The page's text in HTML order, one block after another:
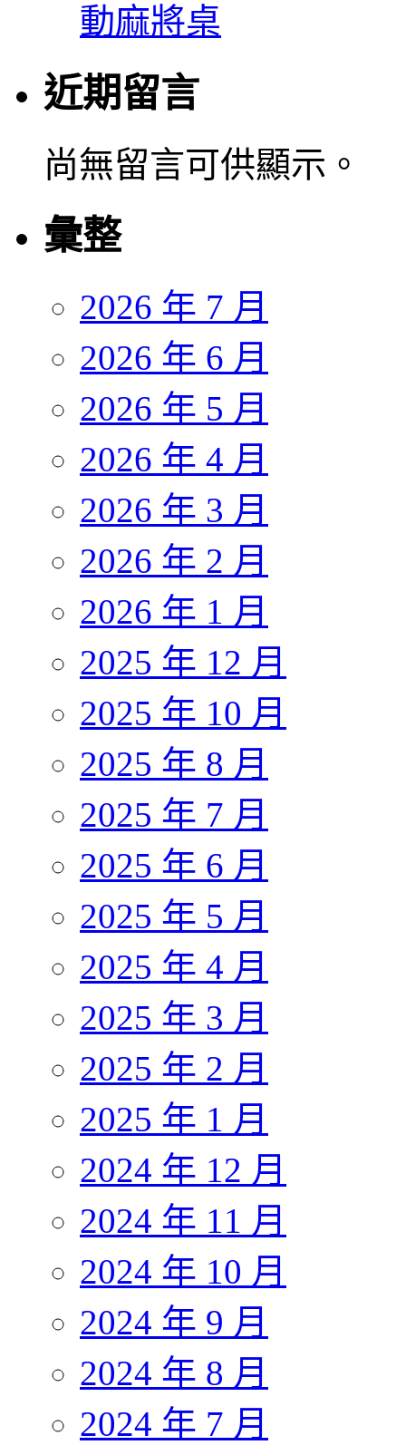
動麻將桌
近期留言
尚無留言可供顯示。
彙整
2026 年 7 月
2026 年 6 月
2026 年 5 月
2026 年 4 月
2026 年 3 月
2026 年 2 月
2026 年 1 月
2025 年 12 月
2025 年 10 月
2025 年 8 月
2025 年 7 月
2025 年 6 月
2025 年 5 月
2025 年 4 月
2025 年 3 月
2025 年 2 月
2025 年 1 月
2024 年 12 月
2024 年 11 月
2024 年 10 月
2024 年 9 月
2024 年 8 月
2024 年 7 月